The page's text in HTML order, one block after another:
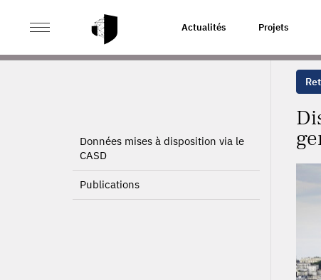
Actualités Projets
ACCUEIL DISPLACEMENT ET MOBILITÉS
Données mises à disposition via le
CASD
Publications